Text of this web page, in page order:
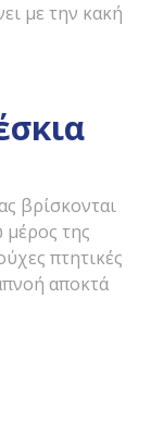
με την κακή
βρίσκονται
της
πτητικές
αποκτά